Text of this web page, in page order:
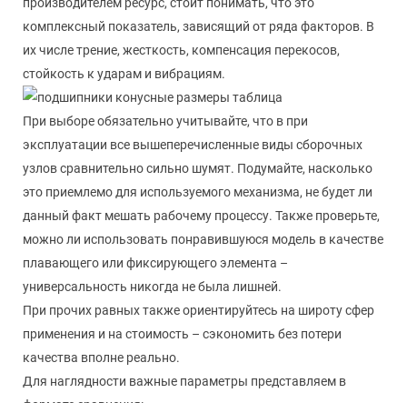
комплексный показатель, зависящий от ряда факторов. В
их числе трение, жесткость, компенсация перекосов,
стойкость к ударам и вибрациям.
При выборе обязательно учитывайте, что в при
эксплуатации все вышеперечисленные виды сборочных
узлов сравнительно сильно шумят. Подумайте, насколько
это приемлемо для используемого механизма, не будет ли
данный факт мешать рабочему процессу. Также проверьте,
можно ли использовать понравившуюся модель в качестве
плавающего или фиксирующего элемента –
универсальность никогда не была лишней.
При прочих равных также ориентируйтесь на широту сфер
применения и на стоимость – сэкономить без потери
качества вполне реально.
Для наглядности важные параметры представляем в